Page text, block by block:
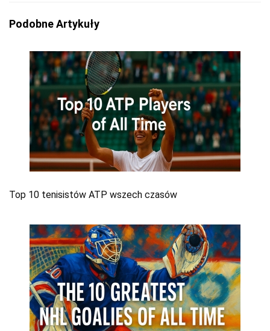
Podobne Artykuły
Top 10 tenisistów ATP wszech czasów